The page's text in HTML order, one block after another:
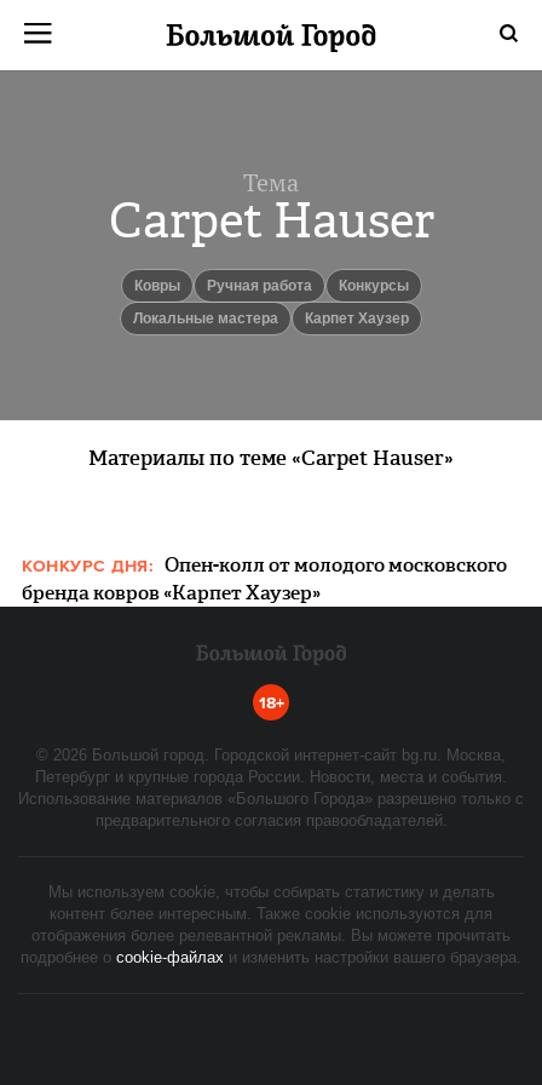
Тема
Carpet Hauser
Ковры Ручная работа
конкурсы
локальные мастера
Карпет Хаузер
Материалы по теме «Carpet Hauser»
КОНКУРС ДНЯ: Опен-колл от молодого московского
бренда ковров «Карпет Хаузер»
18+
© 2026 Большой город. Городской интернет-сайт bg.ru. Москва,
Петербург и крупные города России. Новости, места и события.
Использование материалов «Большого Города» разрешено только с
предварительного согласия правообладателей.
Мы используем cookie, чтобы собирать статистику и делать
контент более интересным. Также cookie используются для
отображения более релевантной рекламы. Вы можете прочитать
подробнее о cookie-файлах и изменить настройки вашего браузера.